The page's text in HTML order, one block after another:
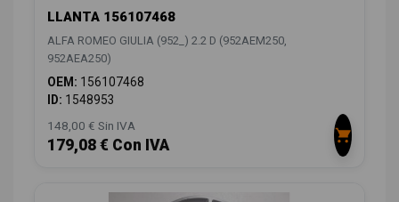
LLANTA 156107468
ALFA ROMEO GIULIA (952_) 2.2 D (952AEM250,
952AEA250)
OEM: 156107468
ID: 1548953
148,00 € Sin IVA
179,08 € Con IVA